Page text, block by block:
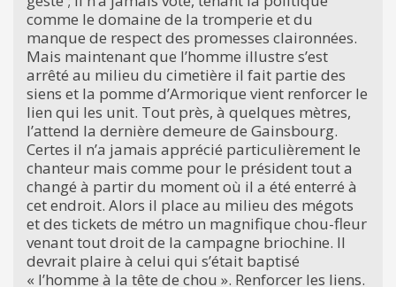
comme le domaine de la tromperie et du
manque de respect des promesses claironnées.
Mais maintenant que l’homme illustre s’est
arrêté au milieu du cimetière il fait partie des
siens et la pomme d’Armorique vient renforcer le
lien qui les unit. Tout près, à quelques mètres,
l’attend la dernière demeure de Gainsbourg.
Certes il n’a jamais apprécié particulièrement le
chanteur mais comme pour le président tout a
changé à partir du moment où il a été enterré à
cet endroit. Alors il place au milieu des mégots
et des tickets de métro un magnifique chou-fleur
venant tout droit de la campagne briochine. Il
devrait plaire à celui qui s’était baptisé
« l’homme à la tête de chou ». Renforcer les liens.